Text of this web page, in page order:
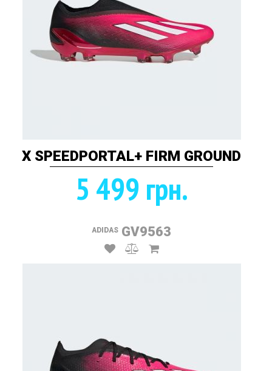
X SPEEDPORTAL+ FIRM GROUND
5 499 грн.
ADIDAS GV9563